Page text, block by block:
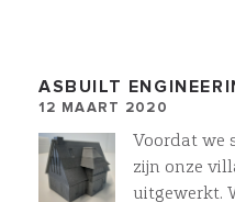
ASBUILT
12 MAART 2020
Voordat we
zijn onze
uitgewerkt.